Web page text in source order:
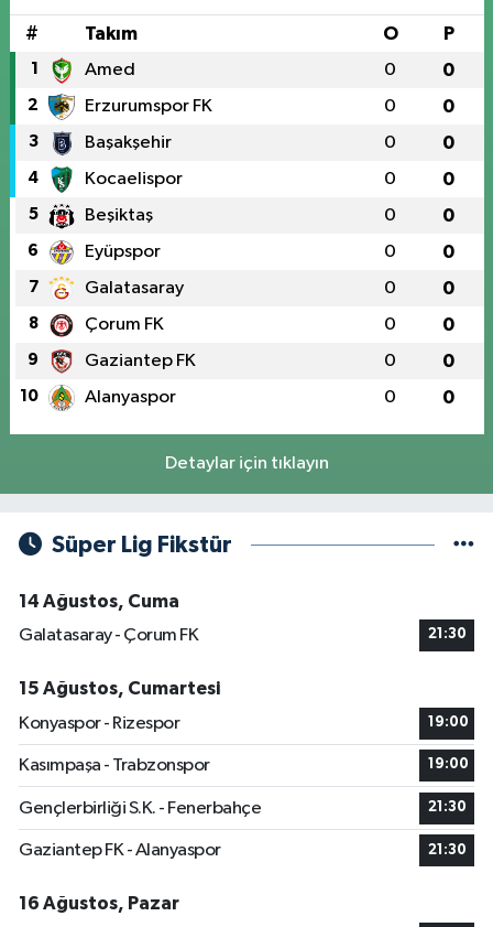
# Takım O P
1 Amed 0 0
2 Erzurumspor FK 0 0
3 Başakşehir 0 0
4 Kocaelispor 0 0
5 Beşiktaş 0 0
6 Eyüpspor 0 0
7 Galatasaray 0 0
8 Çorum FK 0 0
9 Gaziantep FK 0 0
10 Alanyaspor 0 0
Detaylar için tıklayın
Süper Lig Fikstür
14 Ağustos, Cuma
Galatasaray - Çorum FK
21:30
15 Ağustos, Cumartesi
Konyaspor - Rizespor
19:00
Kasımpaşa - Trabzonspor 19:00
Gençlerbirliği S.K. - Fenerbahçe 21:30
Gaziantep FK - Alanyaspor 21:30
16 Ağustos, Pazar